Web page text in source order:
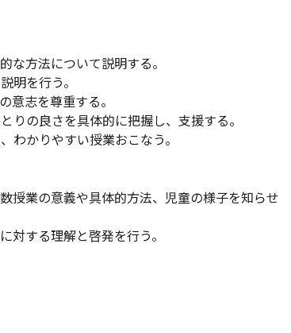
な方法について説明する。
明を行う。
意志を尊重する。
りの良さを具体的に把握し、支援する。
わかりやすい授業おこなう。
授業の意義や具体的方法、児童の様子を知らせ
対する理解と啓発を行う。